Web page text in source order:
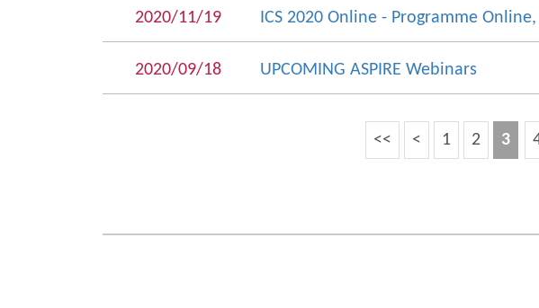
2020/11/19 ICS 2020 Online - Programme
2020/09/18 UPCOMING ASPIRE Webinars
<< < 1 2 3